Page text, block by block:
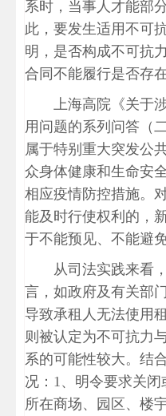
系时，当事人才能部
此，要发生适用不可
明，是否构成不可抗
合同不能履行是否存
上海高院《关于
用问题的系列问答（
属于特别重大突发公
众身体健康和生命安
相应疫情防控措施。
能及时行使权利的，
于不能预见、不能避
从司法实践来看
言，如政府及有关部
导致承租人无法使用
则被认定为不可抗力
系的可能性较大。结
况：1、明令要求关
所在商场、园区、楼